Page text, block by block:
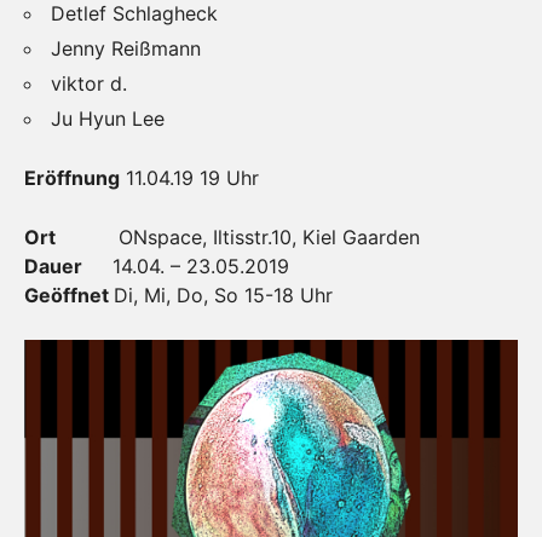
Detlef Schlagheck
Jenny Reißmann
viktor d.
Ju Hyun Lee
Eröffnung 11.04.19 19 Uhr
Ort ONspace, Iltisstr.10, Kiel Gaarden
Dauer
14.04. – 23.05.2019
Geöffnet Di, Mi, Do, So 15-18 Uhr